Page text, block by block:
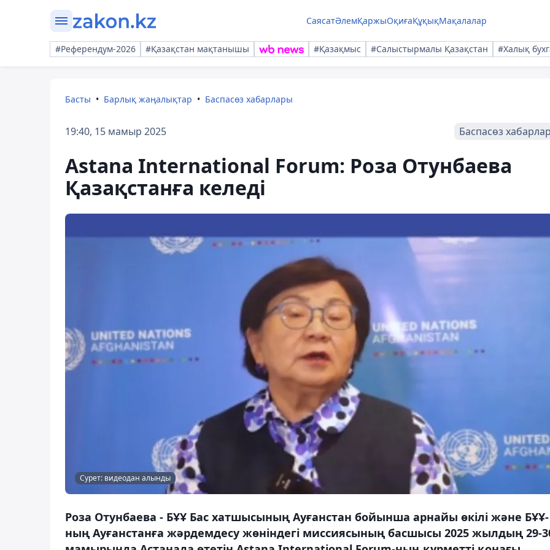
СаясатӘлемҚаржыОқиғаҚұқықМақалалар
#Референдум-2026 #Қазақстан мақтанышы #Қазақмыс #Салыстырмалы Қазақстан #Халық
Басты Барлық жаңалықтар Баспасөз хабарлары
19:40, 15 мамыр 2025 Баспасөз
Astana International Forum: Роза Отунбаева
Қазақстанға келеді
Сурет: видеодан алынды
Роза Отунбаева - БҰҰ Бас хатшысының Ауғанстан бойынша арнайы өкілі және БҰҰ-
ның Ауғанстанға жәрдемдесу жөніндегі миссиясының басшысы 2025 жылдың 29-